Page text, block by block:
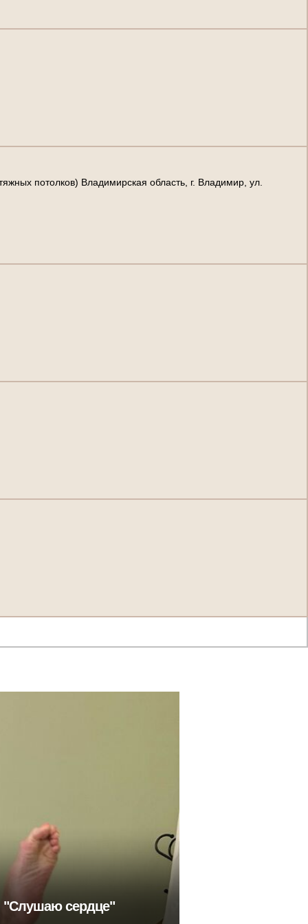
потолков) Владимирская область, г. Владимир, ул.
"Слушаю сердце"